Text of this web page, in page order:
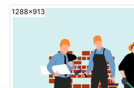
1288x913